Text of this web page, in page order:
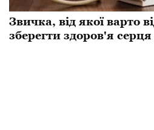
Звичка, від якої варто
зберегти здоров'я серця